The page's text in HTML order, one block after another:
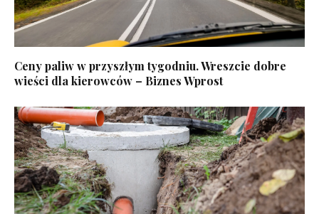
Ceny paliw w przyszłym tygodniu. Wreszcie dobre
wieści dla kierowców – Biznes Wprost